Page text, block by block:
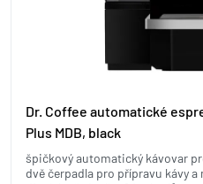
Dr. Coffee automatické
Plus MDB, black
špičkový automatický kávovar
dvě čerpadla pro přípravu kávy